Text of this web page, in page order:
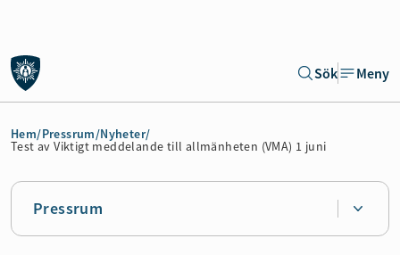
Sök Meny
Hem/Pressrum/Nyheter/
Test av Viktigt meddelande till allmänheten (VMA) 1 juni
Pressrum